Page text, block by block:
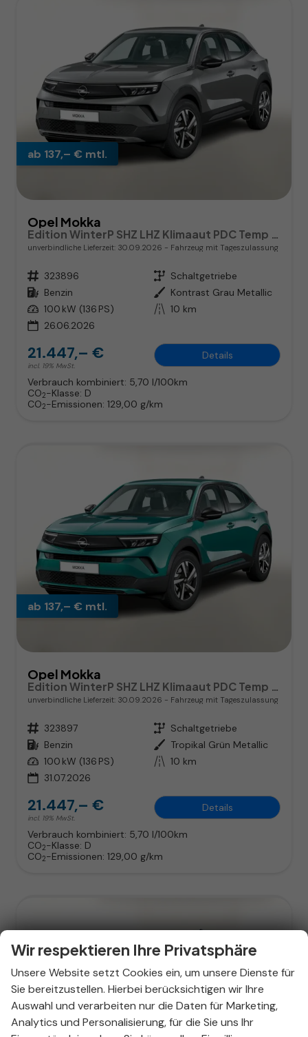
ab 137,– € mtl.
Opel Mokka
unverbindliche Lieferzeit: 30.09.2026 Fahrzeug mit Tageszulassung
Fahrzeugnr. 323896 Getriebe Schaltgetriebe
Kraftstoff Benzin Außenfarbe Kontrast Grau Metallic
Leistung 100 kW (136 PS) Kilometerstand 10 km
26.06.2026
21.447,– €
incl. 19% MwSt.
Details
Verbrauch kombiniert: 5,70 l/100km
CO2-Klasse: D
CO2-Emissionen: 129,00 g/km
ab 137,– € mtl.
Opel Mokka
unverbindliche Lieferzeit: 30.09.2026 Fahrzeug mit Tageszulassung
Fahrzeugnr. 323897 Getriebe Schaltgetriebe
Kraftstoff Benzin Außenfarbe Tropikal Grün Metallic
Leistung 100 kW (136 PS) Kilometerstand 10 km
31.07.2026
21.447,– €
incl. 19% MwSt.
Details
Verbrauch kombiniert: 5,70 l/100km
CO2-Klasse: D
CO2-Emissionen: 129,00 g/km
Wir respektieren Ihre Privatsphäre
Unsere Website setzt Cookies ein, um unsere Dienste für
Sie bereitzustellen. Hierbei berücksichtigen wir Ihre
Auswahl und verarbeiten nur die Daten für Marketing,
Analytics und Personalisierung, für die Sie uns Ihr